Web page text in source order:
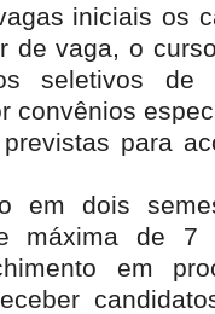
iniciais os
de vaga, o
seletivos de
convênios
para
em dois
máxima de 7
em